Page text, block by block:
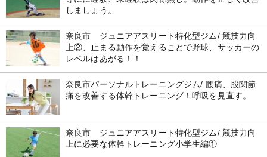
しましょう。
奈良市 ジュニアアスリート特化型ジム/ 競技力向
上②、止まる動作を覚えることで野球、サッカーの
レベルはあがる！！
奈良市パーソナルトレーニングジム/ 腰痛、股関節
痛を改善する体幹トレーニング！呼吸を見直す。
奈良市 ジュニアアスリート特化型ジム/ 競技力向
上に必要な体幹トレーニング小学生編①